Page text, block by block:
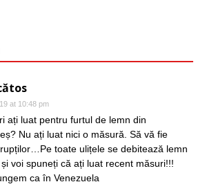
at 10:48 pm
ați luat pentru furtul de lemn din
Nu ați luat nici o măsură. Să vă fie
toate ulițele se debitează lemn
voi spuneți că ați luat recent măsuri!!!
ca în Venezuela